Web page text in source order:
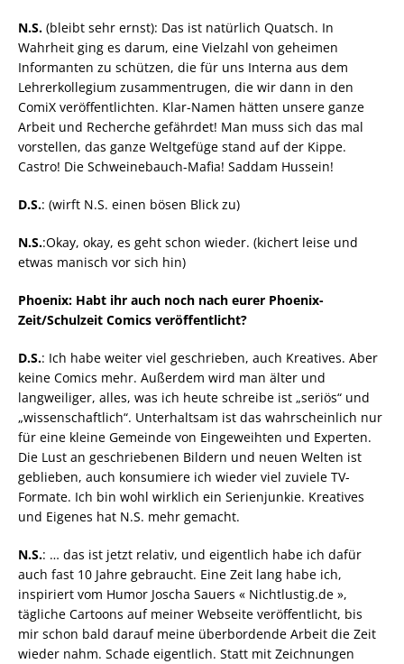
N.S. (bleibt sehr ernst): Das ist natürlich Quatsch. In
Wahrheit ging es darum, eine Vielzahl von geheimen
Informanten zu schützen, die für uns Interna aus dem
Lehrerkollegium zusammentrugen, die wir dann in den
ComiX veröffentlichten. Klar-Namen hätten unsere ganze
Arbeit und Recherche gefährdet! Man muss sich das mal
vorstellen, das ganze Weltgefüge stand auf der Kippe.
Castro! Die Schweinebauch-Mafia! Saddam Hussein!
D.S.: (wirft N.S. einen bösen Blick zu)
N.S.:Okay, okay, es geht schon wieder. (kichert leise und
etwas manisch vor sich hin)
Phoenix: Habt ihr auch noch nach eurer Phoenix-
Zeit/Schulzeit Comics veröffentlicht?
D.S.: Ich habe weiter viel geschrieben, auch Kreatives. Aber
keine Comics mehr. Außerdem wird man älter und
langweiliger, alles, was ich heute schreibe ist „seriös“ und
„wissenschaftlich“. Unterhaltsam ist das wahrscheinlich nur
für eine kleine Gemeinde von Eingeweihten und Experten.
Die Lust an geschriebenen Bildern und neuen Welten ist
geblieben, auch konsumiere ich wieder viel zuviele TV-
Formate. Ich bin wohl wirklich ein Serienjunkie. Kreatives
und Eigenes hat N.S. mehr gemacht.
N.S.: … das ist jetzt relativ, und eigentlich habe ich dafür
auch fast 10 Jahre gebraucht. Eine Zeit lang habe ich,
inspiriert vom Humor Joscha Sauers « Nichtlustig.de »,
tägliche Cartoons auf meiner Webseite veröffentlicht, bis
mir schon bald darauf meine überbordende Arbeit die Zeit
wieder nahm. Schade eigentlich. Statt mit Zeichnungen